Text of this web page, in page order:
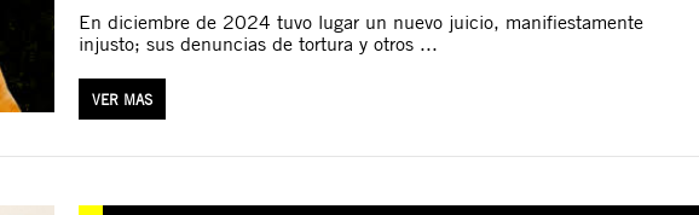
En diciembre de 2024 tuvo lugar un nuevo juicio, manifiestamente
injusto; sus denuncias de tortura y otros ...
VER MAS